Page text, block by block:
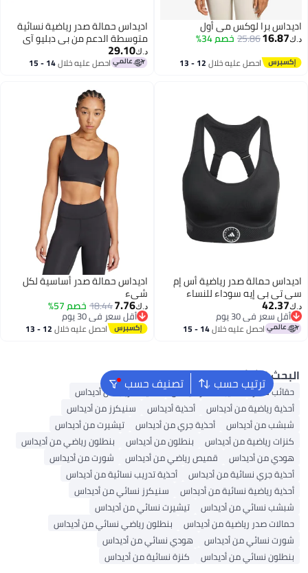
برا لوكس مي أول
25.86خصم 34%
احصل عليه خلال 12 - 13
اديداس حمالة صدر رياضية نسائية
متوسطة الدعم من بي دبليو آي
هايت - أسود
29.10
احصل عليه خلال 14 - 15
حمالة صدر رياضية أس إم
بي إيه سوداء للنساء
-
في 30 يوم
في 30 يوم
احصل عليه خلال 14 - 15
اديداس حمالة صدر أساسية لكل
شيء
7.76
18.44خصم 57%
أقل سعر في 30 يوم
أقل سعر في 30 يوماحصل عليه خلال 12 - 13
ترتيب حسب تصنيف حسب الشائع
ظهر حقيبة ظهر أديداس
أحذية تدريب من أديداس
رياضية من أديداس
أحذية أديداس
سنيكرز من أديداس
من أديداس
أحذية جري من أديداس
تيشيرت من أديداس
رياضية من أديداس
بنطلون من أديداس
بنطلون رياضي من أديداس
من أديداس
قميص رياضي من أديداس
شورت من أديداس
جري نسائية من أديداس
أحذية تدريب نسائية من أديداس
رياضية نسائية من أديداس
سنيكرز نسائي من أديداس
نسائي من أديداس
تيشيرت نسائي من أديداس
صدر رياضية من أديداس
بنطلون رياضي نسائي من أديداس
نسائي من أديداس
هودي نسائي من أديداس
نسائي من أديداس
كنزة نسائية من أديداس